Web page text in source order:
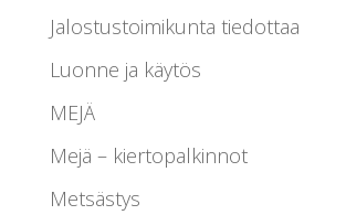
Jalostustoimikunta tiedottaa
Luonne ja käytös
MEJÄ
Mejä – kiertopalkinnot
Metsästys